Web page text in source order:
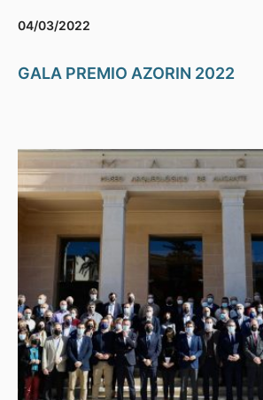
04/03/2022
GALA PREMIO AZORIN 2022